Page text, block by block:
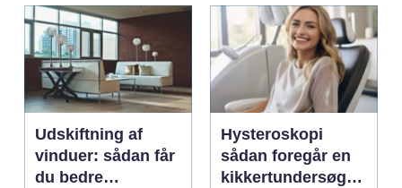
Udskiftning af
vinduer: sådan får
du bedre
Hysteroskopi
sådan foregår en
kikkertundersøgel